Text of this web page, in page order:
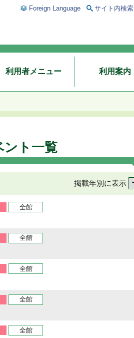
Foreign Language サイト内検索
利用者メニュー 利用案内
ント一覧
掲載年別に表示
全館
全館
全館
全館
全館